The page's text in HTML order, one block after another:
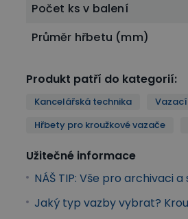
Počet ks v balení
Průměr hřbetu (mm)
Produkt patří do kategorií:
Kancelářská technika
Hřbety pro kroužkové vazače
Užitečné informace
NÁŠ TIP: Vše pro archivaci
Jaký typ vazby vybrat?